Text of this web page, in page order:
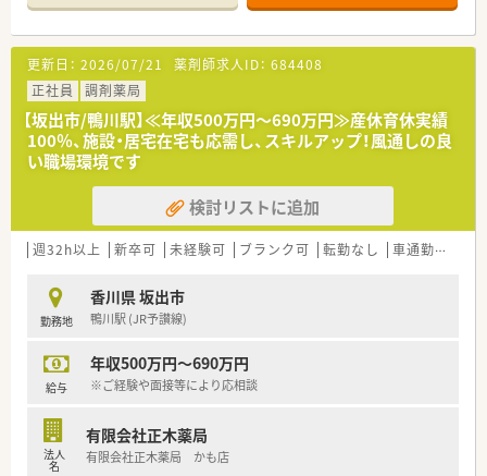
【店舗情報と応需状況について】
■坂出駅から徒歩13分の立地にあり、通勤にはマイカーの利用
も可能で通いやすい環境が整っています。
■内科や消化器科などを中心に、1日に50枚から70枚程度の処方
箋を応需している地域密着型の店舗です。
■薬剤師は常時2名体制を確保しており、事務スタッフも2名在
籍しているため業務に集中できる環境です。
【法人特徴について】
■坂出市を中心に複数店舗を展開しており、地域に根差した医療
の提供を心掛けている安定した法人です。
■社長自らも現場に出ており、社員の声を直接聞き入れる風通し
の良さとアットホームな雰囲気が魅力です。
摯に向き合う姿勢を大切にしています。
【想定されるモデル年収】
確保できる安定した給与水準となっています。
■これまでのご経験やスキルをしっかりと評価し、経験者の方で
年収700万円を目指すことも十分に可能です。
更新日： 2026/07/21 薬剤師求人ID： 684408
正社員
調剤薬局
【坂出市/鴨川駅】≪年収500万円～690万円≫産休育休実績
100％、施設・居宅在宅も応需し、スキルアップ！風通しの良
い職場環境です
検討リストに追加
週32h以上 新卒可 未経験可 ブランク可 転勤なし 車通勤可
勤務地
香川県 坂出市
鴨川駅 (JR予讃線)
給与
年収500万円～690万円
※ご経験や面接等により応相談
法人
名
有限会社正木薬局
有限会社正木薬局 かも店